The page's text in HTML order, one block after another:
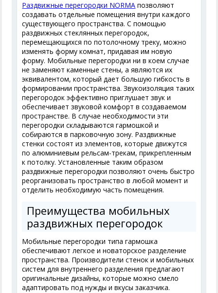
Раздвижные перегородки NORMA позволяют
создавать отдельные помещения внутри каждого
существующего пространства. С помощью
раздвижных стеклянных перегородок,
перемещающихся по потолочному треку, можно
изменять форму комнат, придавая им новую
форму. Мобильные перегородки ни в коем случае
не заменяют каменные стены, а являются их
эквивалентом, который дает большую гибкость в
формировании пространства. Звукоизоляция таких
перегородок эффективно приглушает звук и
обеспечивает звуковой комфорт в создаваемом
пространстве. В случае необходимости эти
перегородки складываются гармошкой и
собираются в парковочную зону. Раздвижные
стенки состоят из элементов, которые движутся
по алюминиевым рельсам-трекам, прикрепленным
к потолку. Установленные таким образом
раздвижные перегородки позволяют очень быстро
реорганизовать пространство в любой момент и
отделить необходимую часть помещения.
Преимущества мобильных
раздвижных перегородок
Мобильные перегородки типа гармошка
обеспечивают легкое и новаторское разделение
пространства. Производители стенок и мобильных
систем для внутреннего разделения предлагают
оригинальные дизайны, которые можно смело
адаптировать под нужды и вкусы заказчика.